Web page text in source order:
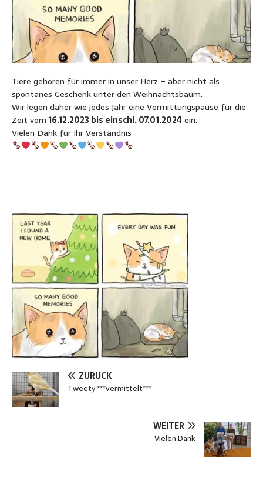
Tiere gehören für immer in unser Herz – aber nicht als
spontanes Geschenk unter den Weihnachtsbaum.
Wir legen daher wie jedes Jahr eine Vermittungspause für die
Zeit vom16.12.2023 bis einschl. 07.01.2024ein.
Vielen Dank für Ihr Verständnis
ZURÜCK
Tweety ***vermittelt***
WEITER
Vielen Dank